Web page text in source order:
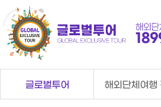
탑메뉴 바로가기
본문 바로가기
글로벌투어 해외단체여행